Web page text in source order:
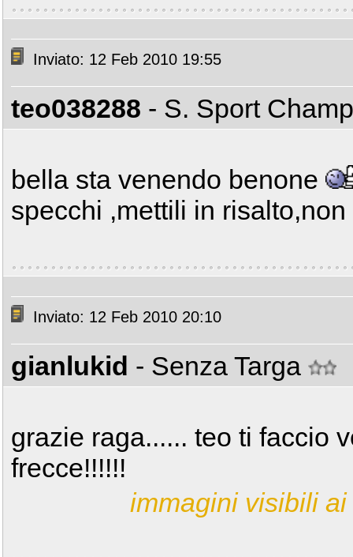
Inviato: 12 Feb 2010 19:55
teo038288 - S. Sport
bella sta venendo benone
specchi ,mettili in
Inviato: 12 Feb 2010 20:10
gianlukid - Senza Targa
grazie raga...... teo ti faccio
frecce!!!!!!
immagini visibili